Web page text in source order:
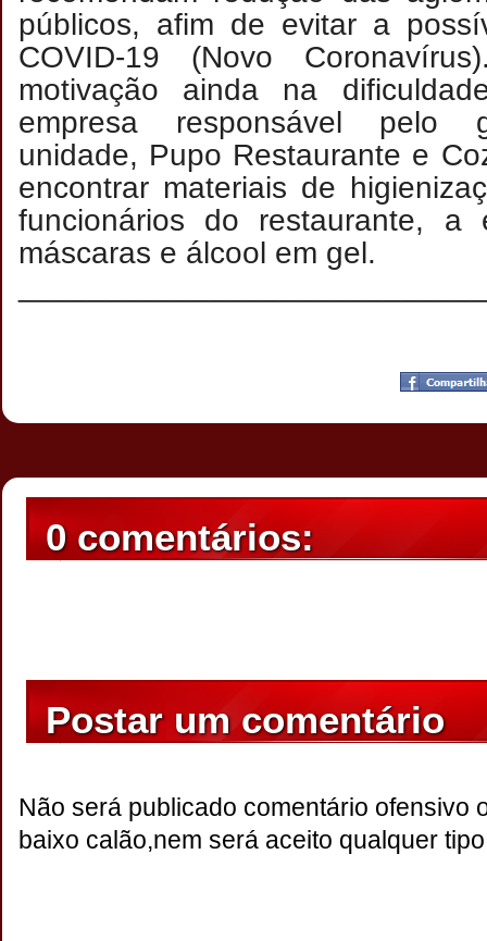
públicos, afim de evitar a
COVID-19 (Novo
motivação ainda na
empresa responsável pelo
unidade, Pupo Restaurante e
encontrar materiais de
funcionários do restaurante, a
máscaras e álcool em gel.
19:17
0 comentários:
Postar um comentário
Não será publicado comentário ofensivo
baixo calão,nem será aceito qualquer